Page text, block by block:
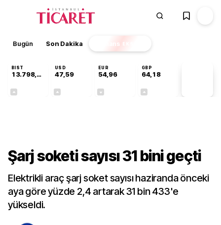
Bugün Son Dakika Finans EKSTRA
BIST
13.798,82
USD
47,59
EUR
54,96
GBP
64,18
Şarj soketi sayısı 31 bini geçti
Elektrikli araç şarj soket sayısı haziranda önceki
aya göre yüzde 2,4 artarak 31 bin 433'e
yükseldi.